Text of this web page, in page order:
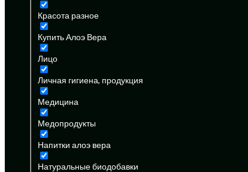
Красота разное
Купить Алоэ Вера
Лицо
Личная гигиена, продукция
Медицина
Медопродукты
Напитки алоэ вера
Натуральные биодобавки